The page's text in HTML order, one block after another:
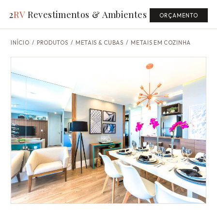
2RVRevestimentos & Ambientes ORÇAMENTO
INÍCIO / PRODUTOS / METAIS & CUBAS / METAIS EM COZINHA